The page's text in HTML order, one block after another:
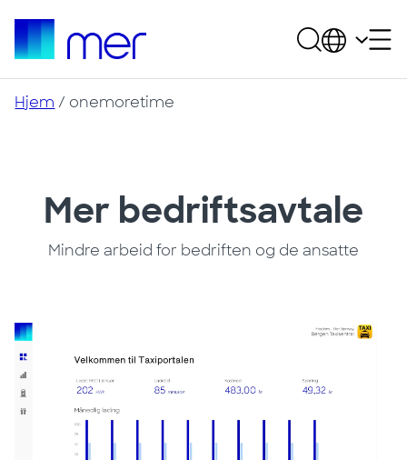
Hjem / onemoretime
Mer bedriftsavtale
Mindre arbeid for bedriften og de ansatte